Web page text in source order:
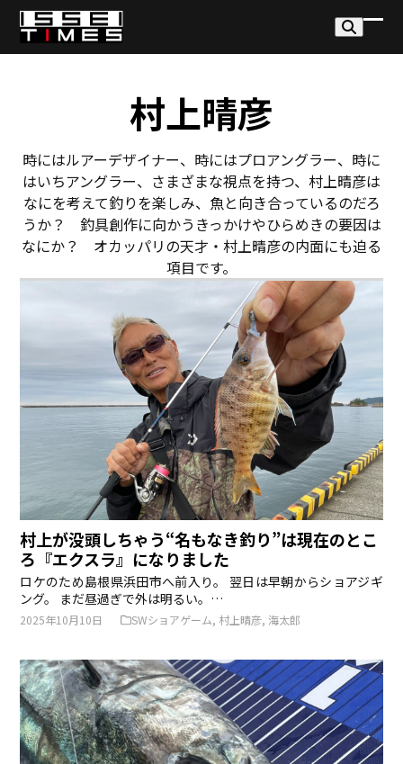
Skip
content
モ
メ
ニ
ュ
ー
を
モ
メ
ニ
ュ
ー
を
る
村上晴彦
時にはルアーデザイナー、時にはプロアングラー、時に
はいちアングラー、さまざまな視点を持つ、村上晴彦は
なにを考えて釣りを楽しみ、魚と向き合っているのだろ
うか？ 釣具創作に向かうきっかけやひらめきの要因は
なにか？ オカッパリの天才・村上晴彦の内面にも迫る
項目です。
村上が没頭しちゃう“名もなき釣り”は現在のとこ
ろ『エクスラ』になりました
ロケのため島根県浜田市へ前入り。 翌日は早朝からショアジギ
ング。 まだ昼過ぎで外は明るい。…
2025年10月10日 SWショアゲーム, 村上晴彦,海太郎